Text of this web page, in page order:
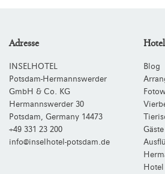
Adresse
INSELHOTEL
Potsdam-Hermannswerder
GmbH & Co. KG
Hermannswerder 30
Potsdam, Germany 14473
+49 331 23 200
info@inselhotel-potsdam.de
Hotel
Blog
Gäste